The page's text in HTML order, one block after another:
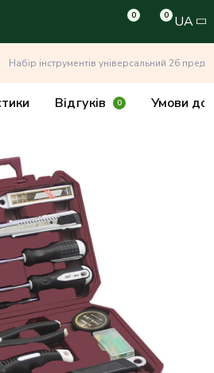
0 0 UA
Набір інструментів універсальний 26
Відгуків 0 Умови